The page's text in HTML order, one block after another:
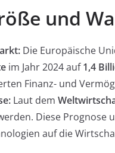
und
Die Europäische
im Jahr 2024 auf1,4
Finanz- und
Laut dem
Diese Prognose
auf die